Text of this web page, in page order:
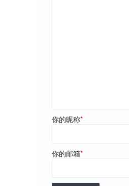
你的昵称*
你的邮箱*